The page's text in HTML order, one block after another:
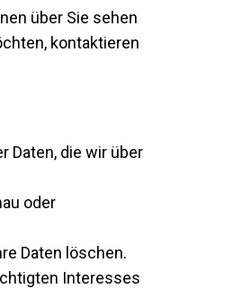
über Sie sehen
kontaktieren
Daten, die wir über
oder
Daten löschen.
Interesses